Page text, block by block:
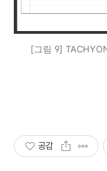
[그림 9]
공감